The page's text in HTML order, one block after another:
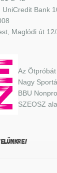
UniCredit Bank
Maglódi út
Az
Nagy
BBU
SZEOSZ